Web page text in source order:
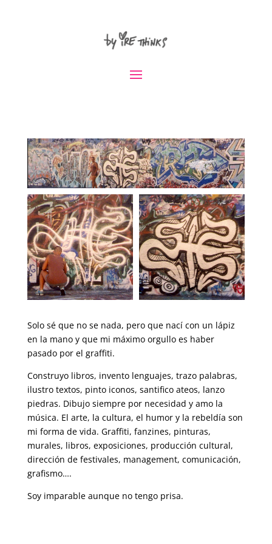
Solo sé que no se nada, pero que nací con un lápiz
en la mano y que mi máximo orgullo es haber
pasado por el graffiti.
Construyo libros, invento lenguajes, trazo palabras,
ilustro textos, pinto iconos, santifico ateos, lanzo
piedras. Dibujo siempre por necesidad y amo la
música. El arte, la cultura, el humor y la rebeldía son
mi forma de vida. Graffiti, fanzines, pinturas,
murales, libros, exposiciones, producción cultural,
dirección de festivales, management, comunicación,
grafismo….
Soy imparable aunque no tengo prisa.